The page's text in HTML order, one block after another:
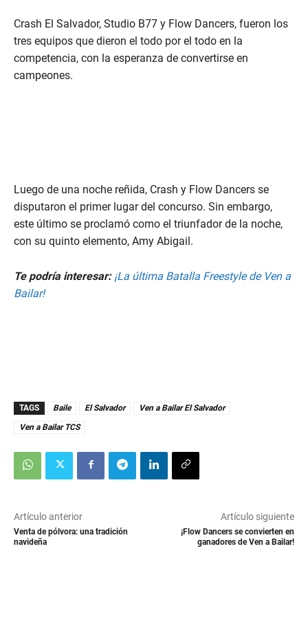
2
m
i
n
t
n
d
s
Crash El Salvador, Studio B77 y Flow Dancers, fueron los
tres equipos que dieron el todo por el todo en la
competencia, con la esperanza de convertirse en
campeones.
Luego de una noche reñida, Crash y Flow Dancers se
disputaron el primer lugar del concurso. Sin embargo,
este último se proclamó como el triunfador de la noche,
con su quinto elemento, Amy Abigail.
Te podría interesar: ¡La última Batalla Freestyle de Ven a
Bailar!
TAGS Baile El Salvador
Ven a Bailar El Salvador
Ven a Bailar TCS
Artículo anterior
Venta de pólvora: una tradición
navideña
Artículo siguiente
¡Flow Dancers se convierten en
ganadores de Ven a Bailar!